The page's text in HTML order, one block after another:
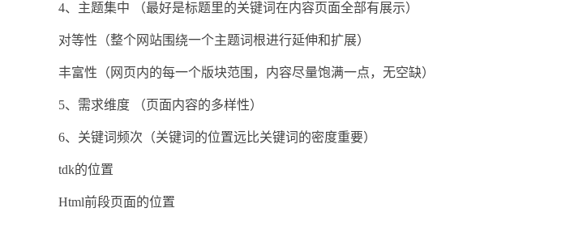
4、主题集中 （最好是标题里的关键词在内容页面全部有展示）
对等性（整个网站围绕一个主题词根进行延伸和扩展）
丰富性（网页内的每一个版块范围，内容尽量饱满一点，无空缺）
5、需求维度 （页面内容的多样性）
6、关键词频次（关键词的位置远比关键词的密度重要）
tdk的位置
Html前段页面的位置